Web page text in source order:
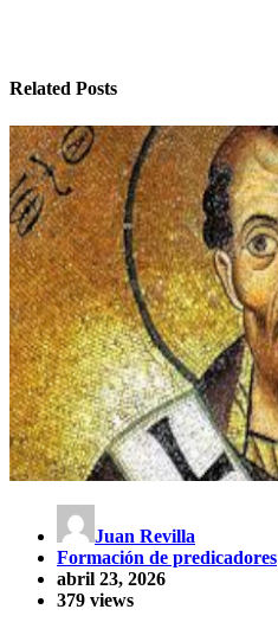
Related Posts
Juan Revilla
Formación de predicadores
abril 23, 2026
379 views